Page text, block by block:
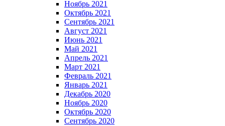
Ноябрь 2021
Октябрь 2021
Сентябрь 2021
Август 2021
Июнь 2021
Май 2021
Апрель 2021
Март 2021
Февраль 2021
Январь 2021
Декабрь 2020
Ноябрь 2020
Октябрь 2020
Сентябрь 2020